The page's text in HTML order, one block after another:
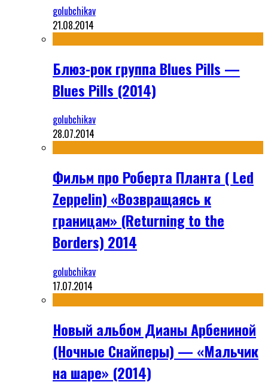
golubchikav
21.08.2014
Блюз-рок группа Blues Pills —
Blues Pills (2014)
golubchikav
28.07.2014
Фильм про Роберта Планта ( Led
Zeppelin) «Возвращаясь к
границам» (Returning to the
Borders) 2014
golubchikav
17.07.2014
Новый альбом Дианы Арбениной
(Ночные Снайперы) — «Мальчик
на шаре» (2014)